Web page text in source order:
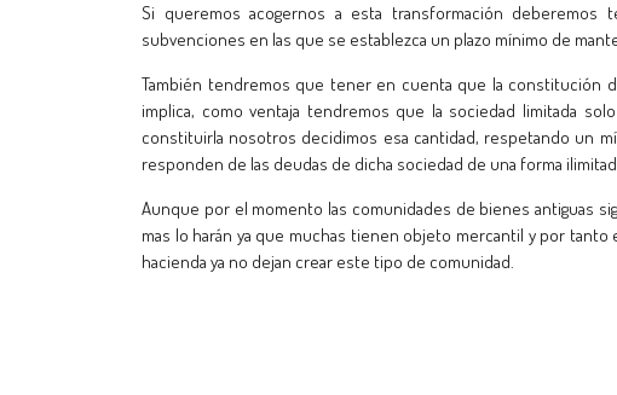
Si queremos acogernos a esta transformación
subvenciones en las que se establezca un plazo mínimo de
También tendremos que tener en cuenta que la constitución
implica, como ventaja tendremos que la sociedad limitada
constituirla nosotros decidimos esa cantidad, respetando un
responden de las deudas de dicha sociedad de una forma
Aunque por el momento las comunidades de bienes antiguas
mas lo harán ya que muchas tienen objeto mercantil y por
hacienda ya no dejan crear este tipo de comunidad.